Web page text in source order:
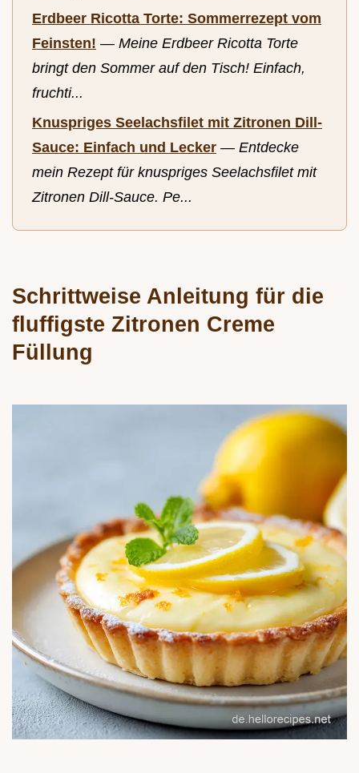
Erdbeer Ricotta Torte: Sommerrezept vom
Feinsten! — Meine Erdbeer Ricotta Torte
bringt den Sommer auf den Tisch! Einfach,
fruchti...
Knuspriges Seelachsfilet mit Zitronen Dill-
Sauce: Einfach und Lecker — Entdecke
mein Rezept für knuspriges Seelachsfilet mit
Zitronen Dill-Sauce. Pe...
Schrittweise Anleitung für die
fluffigste Zitronen Creme
Füllung